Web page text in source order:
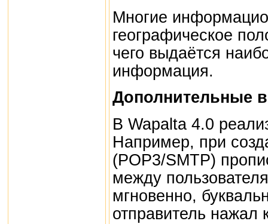
Многие
географическое
чего выдаётся
информация.
Дополнительные
В Wapalta 4.0
Например, при
(POP3/SMTP)
между
мгновенно,
отправитель нажал